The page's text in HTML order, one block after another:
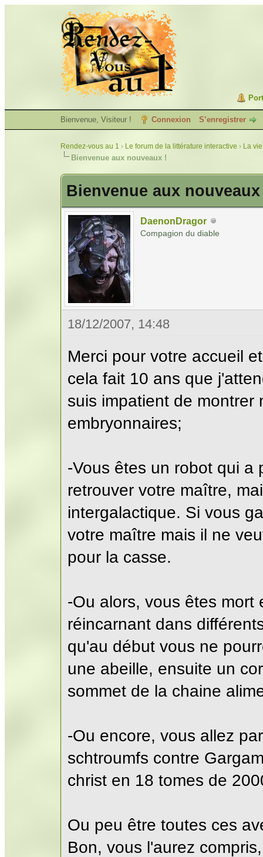
Bienvenue, Visiteur ! Connexion S’enregistrer
Rendez-vous au 1 › Le forum de la littérature interactive › La
Bienvenue aux nouveaux !
Bienvenue aux
DaenonDragor
Compagion du diable
18/12/2007, 14:48
Merci pour votre accueil
cela fait 10 ans que
suis impatient de montrer
embryonnaires;
-Vous êtes un robot qui a
retrouver votre maître,
intergalactique. Si vous
votre maître mais il ne
pour la casse.
-Ou alors, vous êtes
réincarnant dans
qu'au début vous ne
une abeille, ensuite un
sommet de la chaine
-Ou encore, vous allez
schtroumfs contre
christ en 18 tomes de
Ou peu être toutes ces
Bon, vous l'aurez